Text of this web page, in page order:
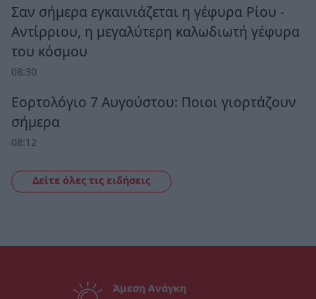
Σαν σήμερα εγκαινιάζεται η γέφυρα Ρίου -
Αντίρριου, η μεγαλύτερη καλωδιωτή γέφυρα
του κόσμου
08:30
Εορτολόγιο 7 Αυγούστου: Ποιοι γιορτάζουν
σήμερα
08:12
Δείτε όλες τις ειδήσεις
Άμεση Ανάγκη